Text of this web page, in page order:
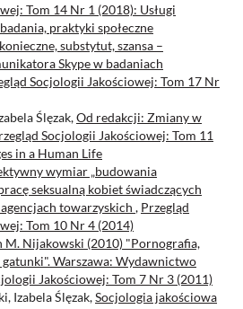
Tom 14 Nr 1 (2018): Usługi
praktyki społeczne
substytut, szansa –
Skype w badaniach
Socjologii Jakościowej: Tom 17 Nr
Ślęzak,Od redakcji: Zmiany w
Socjologii Jakościowej: Tom 11
in a Human Life
wymiar „budowania
seksualną kobiet świadczących
towarzyskich , Przegląd
Tom 10 Nr 4 (2014)
M. Nijakowski (2010) "Pornografia,
gatunki". Warszawa: Wydawnictwo
Jakościowej: Tom 7 Nr 3 (2011)
Izabela Ślęzak,Socjologia jakościowa